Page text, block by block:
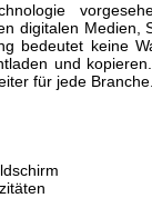
digitalen Medien,
bedeutet keine
und
für jede Branche.